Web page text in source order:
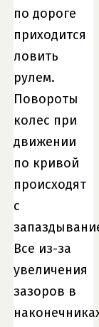
по дороге
приходится
ловить
рулем.
Повороты
колес при
движении
по кривой
происходят
с
Все из-за
увеличения
зазоров в